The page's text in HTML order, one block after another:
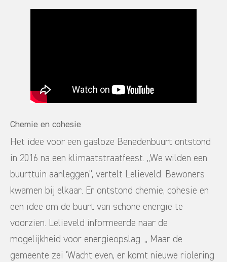
Chemie en cohesie
Het idee voor een gasloze Benedenbuurt ontstond
in 2016 na een klimaatstraatfeest. ,,We wilden een
buurttuin aanleggen’’, vertelt Lelieveld. Bewoners
kwamen bij elkaar. Er ontstond chemie, cohesie en
een idee om de buurt van schone energie te
voorzien. Lelieveld informeerde naar de
mogelijkheid voor energieopslag. ,, Maar de
gemeente zei ‘Wacht even, er komt nieuwe riolering